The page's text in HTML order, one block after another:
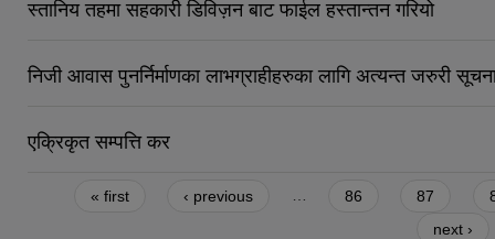
स्तानिय तहमा सहकारी डिविज़न बाट फाईल हस्तान्तन गरियो
निजी आवास पुनर्निर्माणका लाभग्राहीहरुका लागि अत्यन्त जरुरी
एक्रिकृत सम्पत्ति कर
Pages
« first ‹ previous … 86 87
next ›